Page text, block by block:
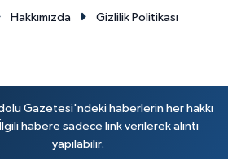
Hakkımızda
Gizlilik Politikası
Gazetesi'ndeki haberlerin her hakkı
İlgili habere sadece link verilerek alıntı
yapılabilir.